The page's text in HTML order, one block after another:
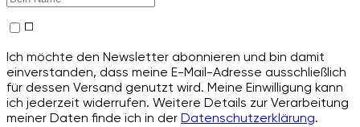
Ich möchte den Newsletter abonnieren und bin damit
einverstanden, dass meine E-Mail-Adresse ausschließlich
für dessen Versand genutzt wird. Meine Einwilligung kann
ich jederzeit widerrufen. Weitere Details zur Verarbeitung
meiner Daten finde ich in der Datenschutzerklärung.